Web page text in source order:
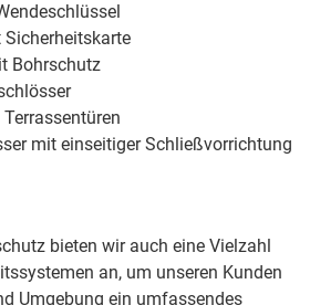
Bohrschutz
mit einseitiger Schließvorrichtung
bieten wir auch eine Vielzahl
an, um unseren Kunden
Umgebung ein umfassendes